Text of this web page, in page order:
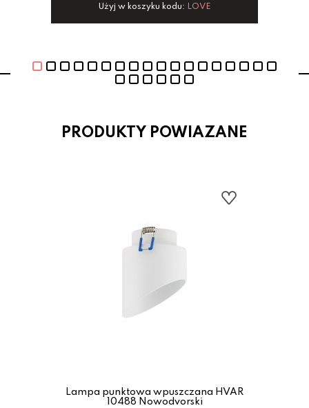
Użyj w koszyku kodu: LOVE
PRODUKTY POWIAZANE
Lampa punktowa wpuszczana HVAR
10488 Nowodvorski